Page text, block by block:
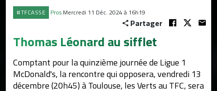
#TFCASSE Pros Mercredi 11 Déc. 2024 à 16h19
Partager
Thomas Léonard au sifflet
Comptant pour la quinzième journée de Ligue 1
McDonald's, la rencontre qui opposera, vendredi 13
décembre (20h45) à Toulouse, les Verts au TFC, sera